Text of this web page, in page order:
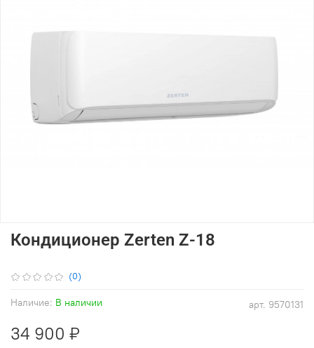
(0)
арт. 9570131
Наличие: В наличии
Кондиционер Zerten Z-18
34 900 ₽